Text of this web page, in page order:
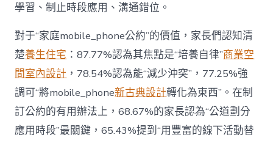
學習、制止時段應用、溝通錯位。
對于“家庭mobile_phone公約”的價值，家長們認知清
楚養生住宅 ：87.77%認為其焦點是“培養自律”商業空
間室內設計 ，78.54%認為能“減少沖突”，77.25%強
調可“將mobile_phone新古典設計轉化為東西”。在制
訂公約的有用辦法上，68.67%的家長認為“公道劃分
應用時段”最關鍵，65.43%提到“用豐富的線下活動替